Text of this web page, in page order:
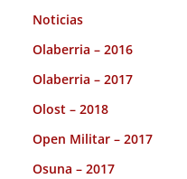
Noticias
Olaberria – 2016
Olaberria – 2017
Olost – 2018
Open Militar – 2017
Osuna – 2017